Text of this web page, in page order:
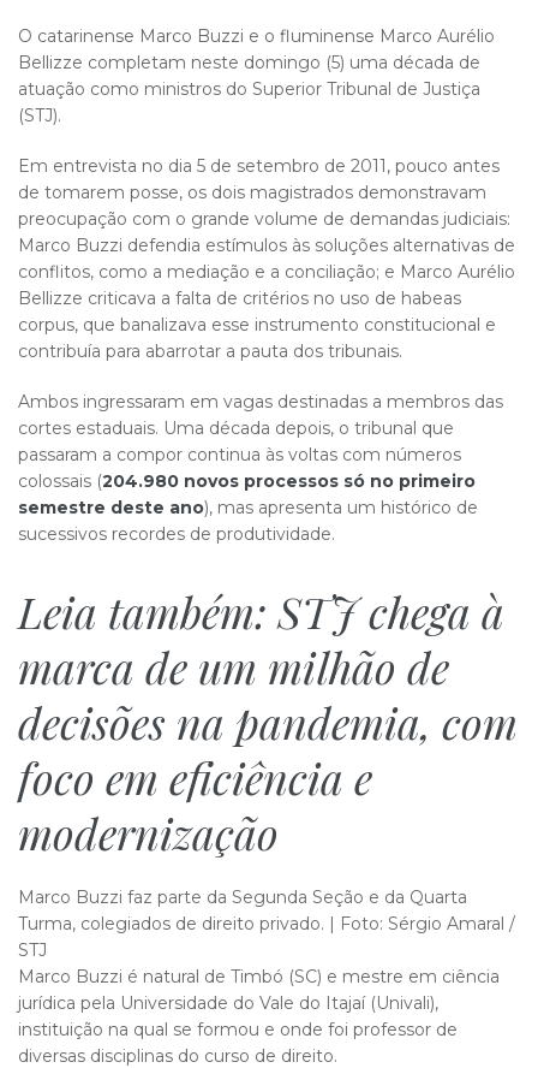
​O catarinense Marco Buzzi e o fluminense Marco Aurélio
Bellizze completam neste domingo (5) uma década de
atuação como ministros do Superior Tribunal de Justiça
(STJ).
Em entrevista no dia 5 de setembro de 2011, pouco antes
de tomarem posse, os dois magistrados demonstravam
preocupação com o grande volume de demandas judiciais:
Marco Buzzi defendia estímulos às soluções alternativas de
conflitos, como a mediação e a conciliação; e Marco Aurélio
Bellizze criticava a falta de critérios no uso de habeas
corpus, que banalizava esse instrumento constitucional e
contribuía para abarrotar a pauta dos tribunais.
Ambos ingressaram em vagas destinadas a membros das
cortes estaduais. Uma década depois, o tribunal que
passaram a compor continua às voltas com números
colossais (204.980 novos processos só no primeiro
semestre deste ano), mas apresenta um histórico de
sucessivos recordes de produtividade.
Leia também: STJ chega à
marca de um ​​milhão de
decisões na pandemia, com
foco em eficiência e
modernização
Marco Buzzi faz parte da Segunda Seção e da Quarta
Turma, colegiados de direito privado. | Foto: Sérgio Amaral /
STJ
Marco Buzzi é natural de Timbó (SC) e mestre em ciência
jurídica pela Universidade do Vale do Itajaí (Univali),
instituição na qual se formou e onde foi professor de
diversas disciplinas do curso de direito.